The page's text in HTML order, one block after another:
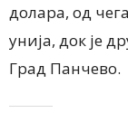
долара, од
унија, док је
Град Панчево.